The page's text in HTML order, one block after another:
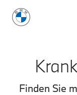
Finden Sie